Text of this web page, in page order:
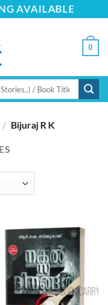
AVAILABLE
0
/ Bijuraj R K